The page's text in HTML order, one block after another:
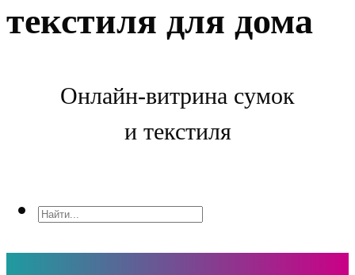
текстиля для дома
Онлайн-витрина сумок
и текстиля